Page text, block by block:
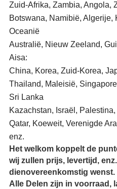
Zuid-Afrika, Zambia, Angola,
Botswana, Namibië, Algerije,
Oceanië
Australië, Nieuw Zeeland,
Aisa:
China, Korea, Zuid-Korea,
Thailand, Maleisië,
Sri Lanka
Kazachstan, Israël,
Qatar, Koeweit, Verenigde
enz.
Het welkom koppelt de
wij zullen prijs, levertijd,
dienovereenkomstig wenst.
Alle Delen zijn in voorraad,